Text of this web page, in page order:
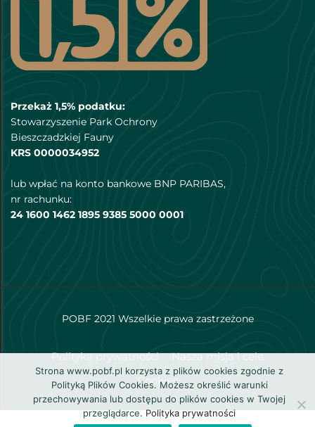
Przekaż 1,5% podatku:
Stowarzyszenie Park Ochrony
Bieszczadzkiej Fauny
KRS 0000034952
lub wpłać na konto bankowe BNP PARIBAS,
nr rachunku:
24 1600 1462 1895 9385 5000 0001
POBF 2021 Wszelkie prawa zastrzeżone
Polityka prywatności
Nasza misja i cele
Cookies
Strona www.pobf.pl korzysta z plików cookies zgodnie z
Polityką Plików Cookies. Możesz określić warunki
przechowywania lub dostępu do plików cookies w Twojej
przeglądarce.Polityka prywatności